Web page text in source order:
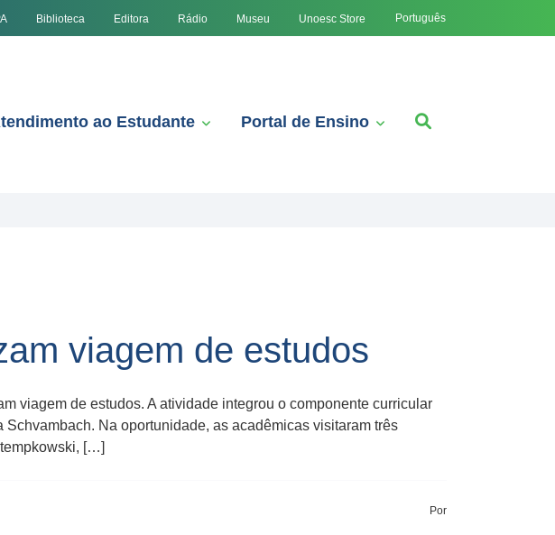
Biblioteca Editora Rádio Museu Unoesc Store Português
ao Estudante Portal de Ensino
viagem de estudos
viagem de estudos. A atividade integrou o componente curricular
Na oportunidade, as acadêmicas visitaram três
[…]
Por